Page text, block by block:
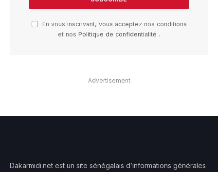
En vous inscrivant, vous acceptez nos conditions
et nos Politique de confidentialité .
Advertisement
Dakarmidi.net est un site sénégalais d’informations générales